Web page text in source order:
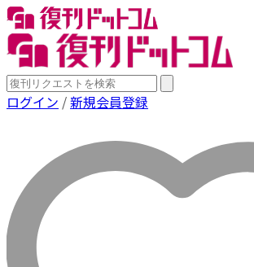
ログイン /新規会員登録